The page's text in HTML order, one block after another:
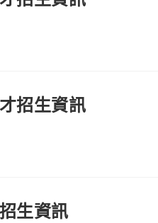
招生資訊
生資訊